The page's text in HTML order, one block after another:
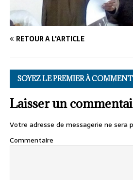
RETOUR À L'ARTICLE
SOYEZ LE PREMIER À
Laisser un
Votre adresse de messagerie ne sera
Commentaire